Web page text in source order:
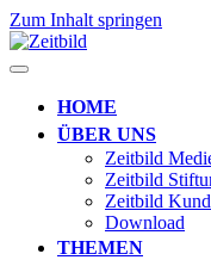
Zum Inhalt springen
HOME
ÜBER UNS
Zeitbild
Zeitbild
Zeitbild
Download
THEMEN